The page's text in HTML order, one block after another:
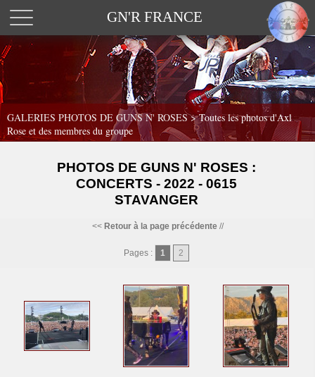
GN'R FRANCE
GALERIES PHOTOS DE GUNS N' ROSES >Toutes les photos d'Axl
Rose et des membres du groupe
PHOTOS DE GUNS N' ROSES :
CONCERTS - 2022 - 0615
STAVANGER
<< Retour à la page précédente//
Pages : 1 2